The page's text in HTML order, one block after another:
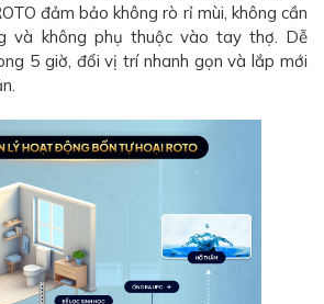
đảm bảo không rò rỉ mùi, không cần
và không phụ thuộc vào tay thợ. Dễ
5 giờ, đổi vị trí nhanh gọn và lắp mới